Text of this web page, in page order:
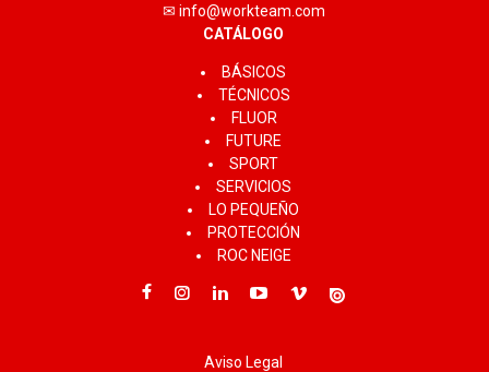
✉ info@workteam.com
CATÁLOGO
BÁSICOS
TÉCNICOS
FLUOR
FUTURE
SPORT
SERVICIOS
LO PEQUEÑO
PROTECCIÓN
ROC NEIGE
Aviso Legal